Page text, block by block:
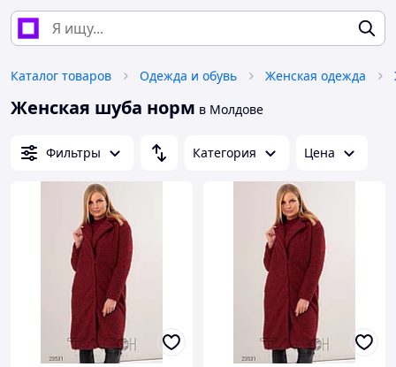
Каталог товаров Одежда и обувь Женская одежда
Женская шуба норм в Молдове
Фильтры Категория Цена